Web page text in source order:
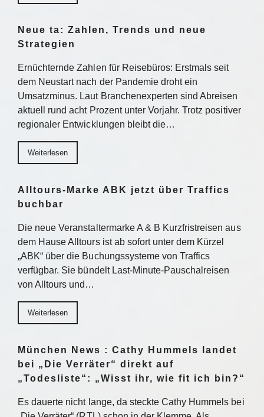
Neue ta: Zahlen, Trends und neue
Strategien
Ernüchternde Zahlen für Reisebüros: Erstmals seit
dem Neustart nach der Pandemie droht ein
Umsatzminus. Laut Branchenexperten sind Abreisen
aktuell rund acht Prozent unter Vorjahr. Trotz positiver
regionaler Entwicklungen bleibt die…
Weiterlesen
Alltours-Marke ABK jetzt über Traffics
buchbar
Die neue Veranstaltermarke A & B Kurzfristreisen aus
dem Hause Alltours ist ab sofort unter dem Kürzel
„ABK“ über die Buchungssysteme von Traffics
verfügbar. Sie bündelt Last-Minute-Pauschalreisen
von Alltours und…
Weiterlesen
München News : Cathy Hummels landet
bei „Die Verräter“ direkt auf
„Todesliste“: „Wisst ihr, wie fit ich bin?“
Es dauerte nicht lange, da steckte Cathy Hummels bei